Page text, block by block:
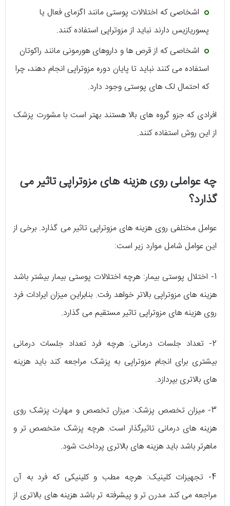
اشخاصی که اختلالات پوستی مانند اگزمای فعال یا
پسوریازیس دارند نباید از مزوتراپی استفاده کنند.
اشخاصی که از قرص ها و داروهای هورمونی مانند راکوتان
استفاده می کنند نباید تا پایان دوره مزوتراپی انجام دهند، چرا
که احتمال لک های پوستی وجود دارد.
افرادی که جزو گروه های بالا هستند بهتر است با مشورت پزشک
از این روش استفاده کنند.
چه عواملی روی هزینه های مزوتراپی تاثیر می
گذارد؟
عوامل مختلفی روی هزینه های مزوتراپی تاثیر می گذارد. برخی از
این عوامل شامل موارد زیر است:
1- اختلال پوستی بیمار: هرچه اختلالات پوستی بیمار بیشتر باشد
هزینه های مزوتراپی بالاتر خواهد رفت. بنابراین میزان ایرادات فرد
روی هزینه های مزوتراپی تاثیر مستقیم می گذارد.
2- تعداد جلسات درمانی: هرچه فرد تعداد جلسات درمانی
بیشتری برای انجام مزوتراپی به پزشک مراجعه کند باید هزینه
های بالاتری بپردازد.
3- میزان تخصص پزشک: میزان تخصص و مهارت پزشک روی
هزینه های درمانی تاثیرگذار است. هرچه پزشک متخصص تر و
ماهرتر باشد باید هزینه های بالاتری پرداخت شود.
4- تجهیزات کلینیک: هرچه مطب و کلینیکی که فرد به آن
مراجعه می کند مدرن تر و پیشرفته تر باشد هزینه های بالاتری از